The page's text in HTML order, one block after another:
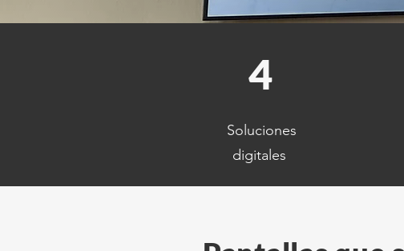
4
Soluciones
digitales